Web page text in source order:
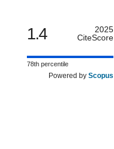
1.4
2025
CiteScore
78th percentile
Powered by Scopus